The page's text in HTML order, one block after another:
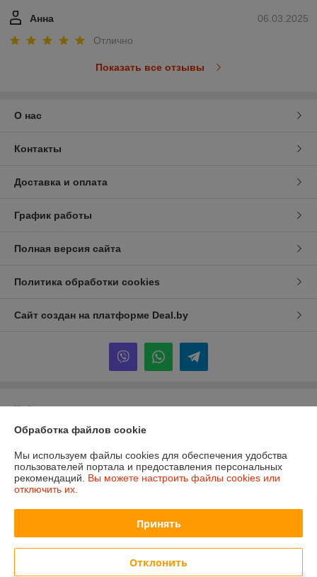
06.03.2025
Анна
Отлично
Показать все отзывы
О нас
Контакты
Доставка и оплата
График работы
Полная версия сайта
Политика обработки cookies
Сайт создан на платформе Deal.by
Информация для покупателя
Индивидуальный предприниматель:
222301 г.Молодечно, ул.Янки Купалы, д.114, кв.6
Регистрационный номер ЕГР: 690376826
Регистрационный орган: Молодечненский районный исполнительный
Дата регистрации компании: 20.02.2014
Ссылка на свидетельство/лицензию
Обработка файлов cookie
Мы используем файлы cookies для обеспечения удобства
пользователей портала и предоставления персональных
рекомендаций. Вы можете настроить файлы cookies или
отключить их.
Принять
Отклонить